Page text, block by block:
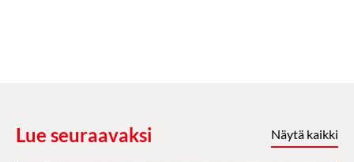
Lue seuraavaksi Näytä kaikki